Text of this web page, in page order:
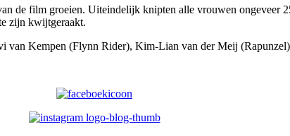
de film groeien. Uiteindelijk knipten alle vrouwen ongeveer
zijn kwijtgeraakt.
van Kempen (Flynn Rider), Kim-Lian van der Meij